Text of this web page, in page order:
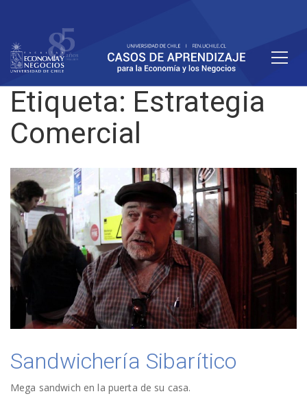
Etiqueta: Estrategia
Comercial
Sandwichería Sibarítico
Mega sandwich en la puerta de su casa.